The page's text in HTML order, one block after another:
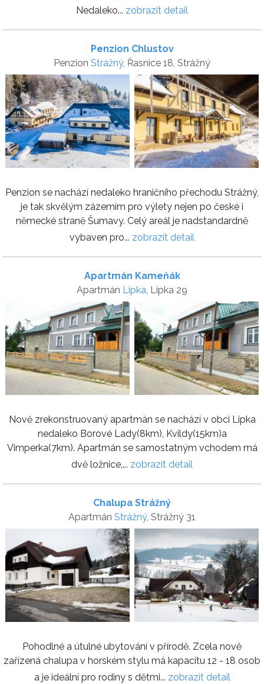
Nedaleko... zobrazit detail
Penzion Chlustov
Penzion Strážný, Řasnice 18, Strážný
Penzion se nachází nedaleko hraničního přechodu Strážný,
je tak skvělým zázemím pro výlety nejen po české i
německé straně Šumavy. Celý areál je nadstandardně
vybaven pro... zobrazit detail
Apartmán Kameňák
Apartmán Lipka, Lipka 29
Nově zrekonstruovaný apartmán se nachází v obci Lipka
nedaleko Borové Lady(8km), Kvildy(15km)a
Vimperka(7km). Apartmán se samostatným vchodem má
dvě ložnice,... zobrazit detail
Chalupa Strážný
Apartmán Strážný, Strážný 31
Pohodlné a útulné ubytování v přírodě. Zcela nově
zařízená chalupa v horském stylu má kapacitu 12 - 18 osob
a je ideální pro rodiny s dětmi... zobrazit detail